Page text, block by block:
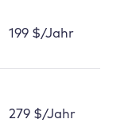
199 $/Jahr
279 $/Jahr